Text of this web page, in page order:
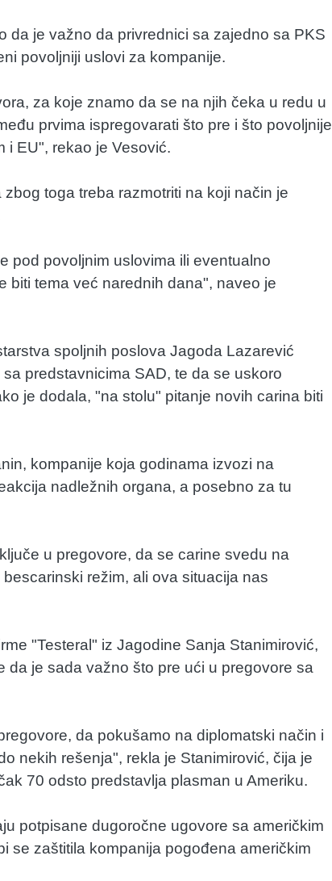
da je važno da privrednici sa zajedno sa PKS
povoljniji uslovi za kompanije.
za koje znamo da se na njih čeka u redu u
prvima ispregovarati što pre i što povoljnije
i EU", rekao je Vesović.
toga treba razmotriti na koji način je
pod povoljnim uslovima ili eventualno
biti tema već narednih dana", naveo je
spoljnih poslova Jagoda Lazarević
predstavnicima SAD, te da se uskoro
je dodala, "na stolu" pitanje novih carina biti
kompanije koja godinama izvozi na
nadležnih organa, a posebno za tu
u pregovore, da se carine svedu na
režim, ali ova situacija nas
"Testeral" iz Jagodine Sanja Stanimirović,
da je sada važno što pre ući u pregovore sa
da pokušamo na diplomatski način i
nekih rešenja", rekla je Stanimirović, čija je
70 odsto predstavlja plasman u Ameriku.
potpisane dugoročne ugovore sa američkim
se zaštitila kompanija pogođena američkim